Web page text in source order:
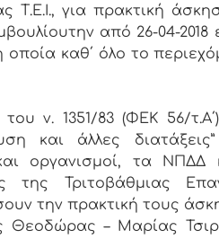
Τ.Ε.Ι., για πρακτική
από 26-04-2018
καθ΄ όλο το
ν. 1351/83 (ΦΕΚ 56/
και άλλες
οργανισμοί, τα ΝΠΔΔ
Τριτοβάθμιας
την πρακτική τους
Θεοδώρας – Μαρίας